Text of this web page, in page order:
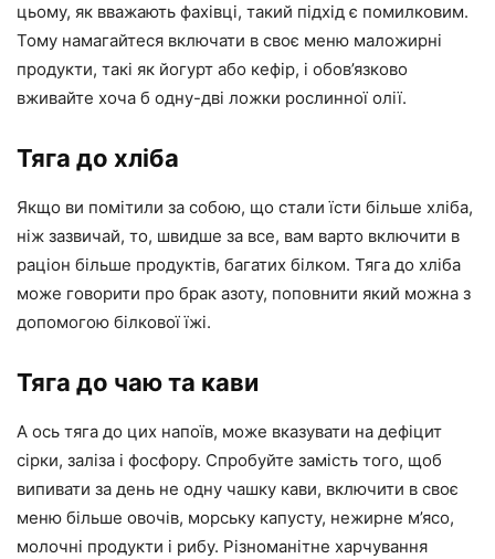
цьому, як вважають фахівці, такий підхід є помилковим.
Тому намагайтеся включати в своє меню маложирні
продукти, такі як йогурт або кефір, і обов’язково
вживайте хоча б одну-дві ложки рослинної олії.
Тяга до хліба
Якщо ви помітили за собою, що стали їсти більше хліба,
ніж зазвичай, то, швидше за все, вам варто включити в
раціон більше продуктів, багатих білком. Тяга до хліба
може говорити про брак азоту, поповнити який можна з
допомогою білкової їжі.
Тяга до чаю та кави
А ось тяга до цих напоїв, може вказувати на дефіцит
сірки, заліза і фосфору. Спробуйте замість того, щоб
випивати за день не одну чашку кави, включити в своє
меню більше овочів, морську капусту, нежирне м’ясо,
молочні продукти і рибу. Різноманітне харчування